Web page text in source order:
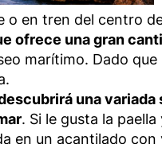
o en tren del centro
ofrece una gran
marítimo. Dado
una
. Si le gusta la
en un acantilado con